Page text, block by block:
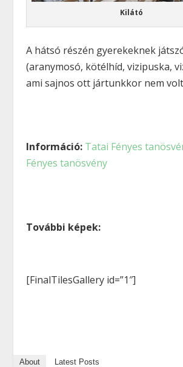
Kilátó
A hátsó részén gyerekeknek
(aranymosó, kötélhíd, vizipuska,
ami sajnos ott jártunkkor nem
Információ: Tatai Fényes
Fényes tanösvény
További képek:
[FinalTilesGallery id=”1″]
About Latest Posts